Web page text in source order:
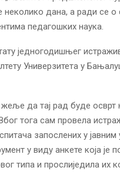
неколико дана, а ради се о
педагошких наука.
једногодишњег
Универзитета у
да тај рад буде осврт
тога сам провела
запослених у
у виду анкете која је
типа и прослиједила их